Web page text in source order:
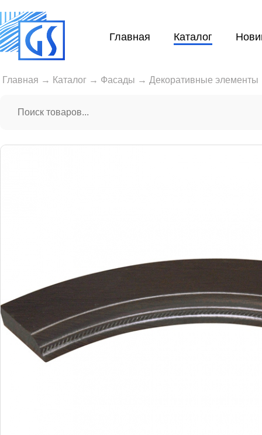
Главная Каталог
Главная → Каталог → Фасады → Декоративные элементы